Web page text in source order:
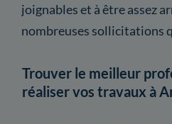
joignables et à être assez
nombreuses sollicitations
Trouver le meilleur
réaliser vos travaux à